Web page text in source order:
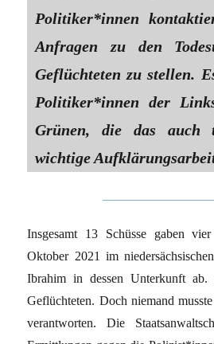
Politiker*innen
Anfragen zu den
Geflüchteten zu stellen.
Politiker*innen der
Grünen, die das auch
wichtige
Insgesamt 13 Schüsse gaben
Oktober 2021 im
Ibrahim in dessen Unterkunft
Geflüchteten. Doch niemand
verantworten. Die